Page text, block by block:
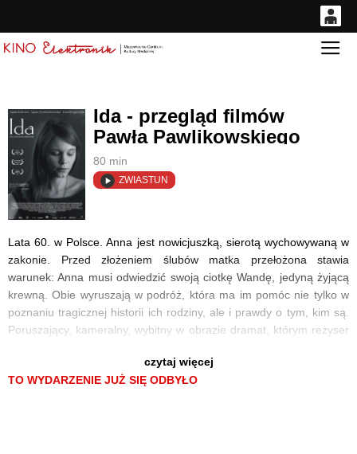
0
14 42
Ida - przegląd filmów
Pawła Pawlikowskiego
80 min
ZWIASTUN
Lata 60. w Polsce. Anna jest nowicjuszką, sierotą wychowywaną w
zakonie. Przed złożeniem ślubów matka przełożona stawia
warunek: Anna musi odwiedzić swoją ciotkę Wandę, jedyną żyjącą
krewną. Obie wyruszają w podróż, która ma im pomóc nie tylko w
poznaniu tragicznej historii ich rodziny, ale i prawdy o tym, kim są.
Poruszający, kameralny, wybitny w obrazie dramat, którym reżyser
historię młodej kobiety z historycznym i społecznym tłem.
czytaj więcej
TO WYDARZENIE JUŻ SIĘ ODBYŁO